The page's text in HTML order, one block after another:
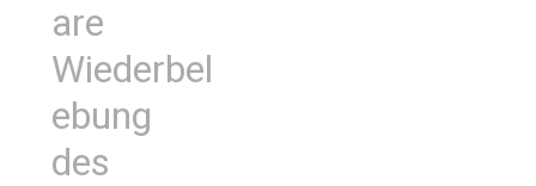
are
Wiederbel
ebung
des